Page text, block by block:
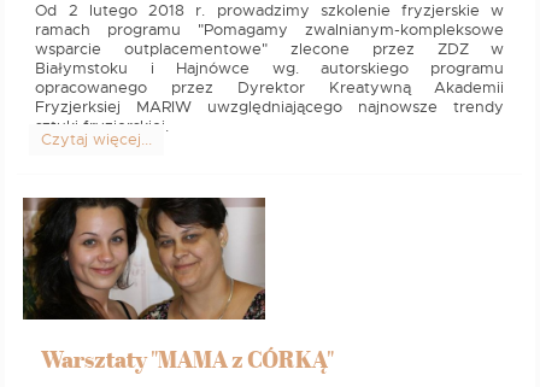
Od 2 lutego 2018 r. prowadzimy szkolenie fryzjerskie w
ramach programu "Pomagamy zwalnianym-kompleksowe
wsparcie outplacementowe" zlecone przez ZDZ w
Białymstoku i Hajnówce wg. autorskiego programu
opracowanego przez Dyrektor Kreatywną Akademii
Fryzjerksiej MARIW uwzględniającego najnowsze trendy
sztuki fryzjerskiej.
Czytaj więcej...
Warsztaty "MAMA z CÓRKĄ"